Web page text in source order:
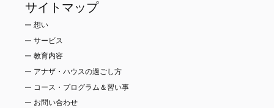
サイトマップ
想い
サービス
教育内容
アナザ・ハウスの過ごし方
コース・プログラム＆習い事
お問い合わせ